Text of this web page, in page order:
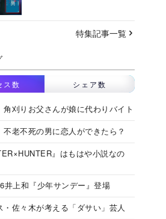
特集記事一覧
ス数 シェア数
角刈りお父さんが娘に代わりバイト
不老不死の男に恋人ができたら？
』はもはや小説なの
井上和『少年サンデー』登場
・佐々木が考える「ダサい」芸人